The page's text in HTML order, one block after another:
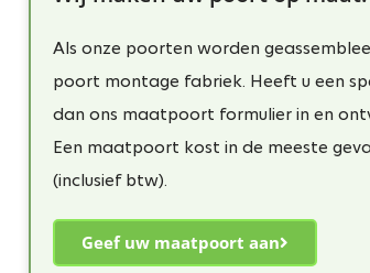
Als onze poorten worden
poort montage fabriek. Heeft u een
dan ons maatpoort formulier in en
Een maatpoort kost in de meeste
(inclusief btw).
Geef uw maatpoort aan